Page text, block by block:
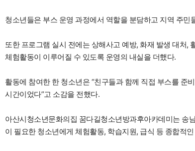
청소년들은 부스 운영 과정에서 역할을 분담하고 지역 주
또한 프로그램 실시 전에는 상해사고 예방, 화재 발생 대처,
체험활동이 이루어질 수 있도록 운영의 내실을 더했다.
활동에 참여한 한 청소년은 “친구들과 함께 직접 부스를 준
시간이었다”고 소감을 전했다.
아산시청소년문화의집 꿈다길청소년방과후아카데미는 송
이 필요한 청소년에게 체험활동, 학습지원, 급식 등 종합적